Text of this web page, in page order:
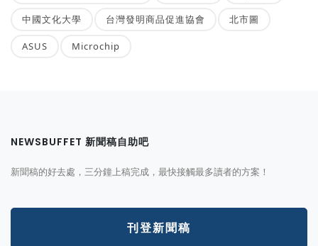
中國文化大學 台灣發明商品促進協會 北市圖
ASUS Microchip
NEWSBUFFET 新聞稿自助吧
新聞稿的好去處，三分鐘上稿完成，最快接觸最多讀者的方案！
刊登新聞稿